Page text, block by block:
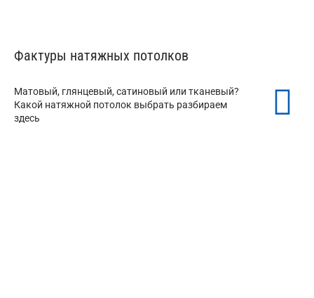
Фактуры натяжных потолков
Матовый, глянцевый, сатиновый или тканевый?
Какой натяжной потолок выбрать разбираем
здесь